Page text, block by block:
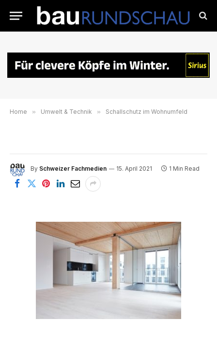
Home » Umwelt & Technik » Schallschutz im Wohnumfeld
By Schweizer Fachmedien 15. April 2021 1 Min Read